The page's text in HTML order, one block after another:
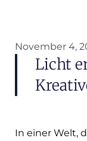
November 4,
Licht
In einer Welt,